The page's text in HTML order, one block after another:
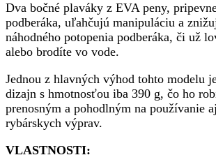
Dva bočné plaváky z EVA peny,
podberáka, uľahčujú manipuláciu a
náhodného potopenia podberáka, či už
alebo brodíte vo vode.
Jednou z hlavných výhod tohto modelu
dizajn s hmotnosťou iba 390 g, čo ho
prenosným a pohodlným na používanie
rybárskych výprav.
VLASTNOSTI: